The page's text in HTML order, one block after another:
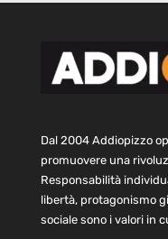
Dal 2004 Addiopizzo
promuovere una
Responsabilità
libertà, protagonismo
sociale sono i valori in